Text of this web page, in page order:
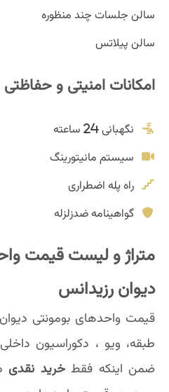
سالن جلسات چند منظوره
سالن پیلاتس
امکانات امنیتی و حفاظتی
نگهبانی 24 ساعته
سیستم مانیتورینگ
راه پله اضطراری
گواهینامه ضدزلزله
متراژ و لیست قیمت
دیوان رزیدانس
قیمت واحدهای بومونتی
طبقه، ویو ، دکوراسیون
ضمن اینکه فقطخرید نقدی